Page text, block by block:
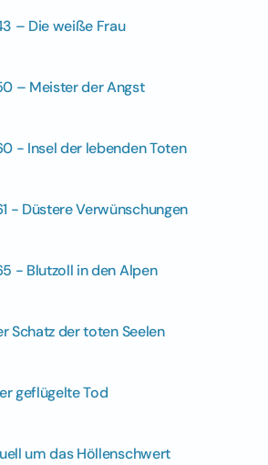
– Die weiße Frau
– Meister der Angst
- Insel der lebenden Toten
- Düstere Verwünschungen
- Blutzoll in den Alpen
Schatz der toten Seelen
geflügelte Tod
um das Höllenschwert